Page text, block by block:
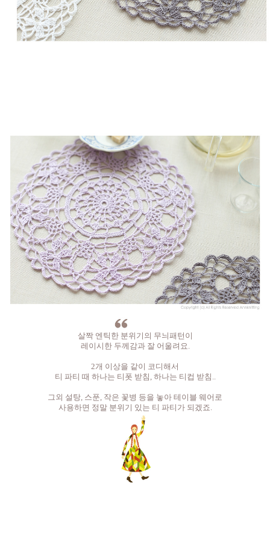
살짝 엔틱한 분위기의 무늬패턴이
레이시한 두께감과 잘 어울려요.
2개 이상을 같이 코디해서
티 파티 때 하나는 티폿 받침, 하나는 티컵 받침..
그외 설탕, 스푼, 작은 꽃병 등을 놓아 테이블 웨어로
사용하면 정말 분위기 있는 티 파티가 되겠죠.